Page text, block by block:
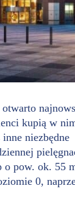
kupią w
niezbędne
o pow. ok. 55
0,